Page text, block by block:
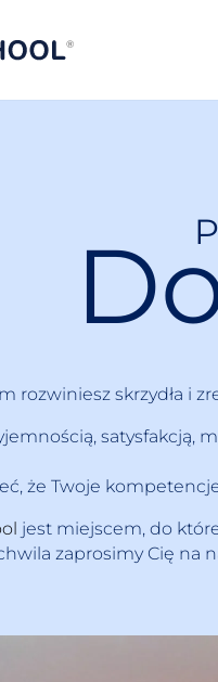
rozwiniesz skrzydła i
że Twoje
jest miejscem, do
zaprosimy Cię na